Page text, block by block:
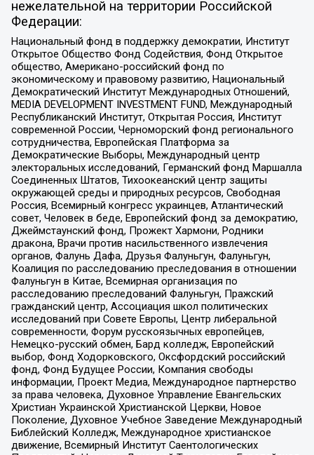
нежелательной на территории Российской
Федерации:
Национальный фонд в поддержку демократии, Институт
Открытое Общество Фонд Содействия, Фонд Открытое
общество, Американо-российский фонд по
экономическому и правовому развитию, Национальный
Демократический Институт Международных Отношений,
MEDIA DEVELOPMENT INVESTMENT FUND, Международный
Республиканский Институт, Открытая Россия, Институт
современной России, Черноморский фонд регионального
сотрудничества, Европейская Платформа за
Демократические Выборы, Международный центр
электоральных исследований, Германский фонд Маршалла
Соединенных Штатов, Тихоокеанский центр защиты
окружающей среды и природных ресурсов, Свободная
Россия, Всемирный конгресс украинцев, Атлантический
совет, Человек в беде, Европейский фонд за демократию,
Джеймстаунский фонд, Прожект Хармони, Родники
дракона, Врачи против насильственного извлечения
органов, Фалунь Дафа, Друзья Фалуньгун, Фалуньгун,
Коалиция по расследованию преследования в отношении
Фалуньгун в Китае, Всемирная организация по
расследованию преследований Фалуньгун, Пражский
гражданский центр, Ассоциация школ политических
исследований при Совете Европы, Центр либеральной
современности, Форум русскоязычных европейцев,
Немецко-русский обмен, Бард колледж, Европейский
выбор, Фонд Ходорковского, Оксфордский российский
фонд, Фонд Будущее России, Компания свободы
информации, Проект Медиа, Международное партнерство
за права человека, Духовное Управление Евангельских
Христиан Украинской Христианской Церкви, Новое
Поколение, Духовное Учебное Заведение Международный
Библейский Колледж, Международное христианское
движение, Всемирный Институт Саентологических